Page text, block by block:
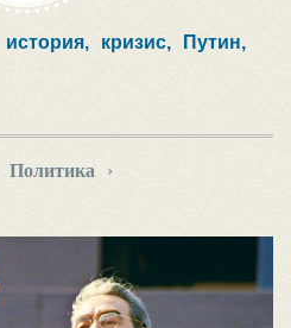
история, кризис, Путин,
Политика
›